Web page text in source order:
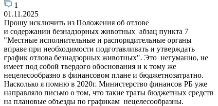
1
01.11.2025
Прошу исключить из Положения об отлове
и содержании безнадзорных животных абзац пункта 7
"Местные исполнительные и распорядительные органы
вправе при необходимости подготавливать и утверждать
график отлова безнадзорных животных". Это негуманно, не
имеет под собой твердого обоснования и к тому же
нецелесообразно в финансовом плане и бюджетнозатратно.
Насколько я помню в 2020г. Министерство финансов РБ уже
направляло письмо о том, что такие траты бюджетных средств
на плановые объезды по графикам нецелесообразны.